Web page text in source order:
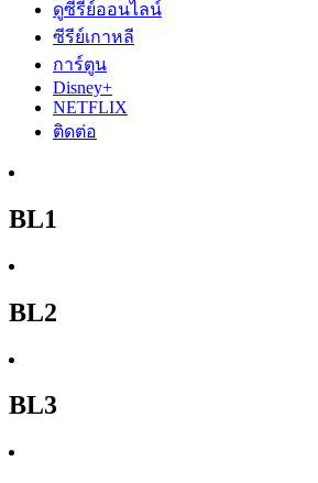
ดูซีรีย์ออนไลน์
ซีรีย์เกาหลี
การ์ตูน
Disney+
NETFLIX
ติดต่อ
BL1
BL2
BL3